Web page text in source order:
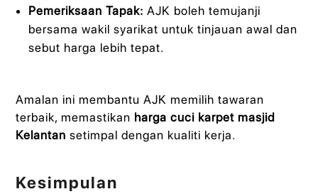
Pemeriksaan Tapak: AJK boleh temujanji
bersama wakil syarikat untuk tinjauan awal dan
sebut harga lebih tepat.
Amalan ini membantu AJK memilih tawaran
terbaik, memastikan harga cuci karpet masjid
Kelantan setimpal dengan kualiti kerja.
Kesimpulan